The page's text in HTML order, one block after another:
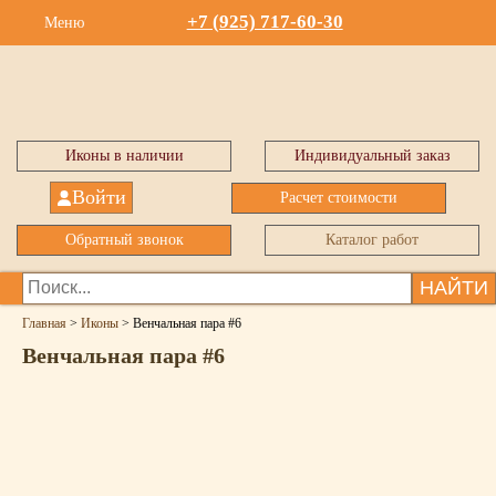
Меню +7 (925) 717-60-30
Иконы в наличии Индивидуальный заказ
Войти Расчет стоимости
Обратный звонок Каталог работ
НАЙТИ
Главная > Иконы > Венчальная пара #6
Венчальная пара #6